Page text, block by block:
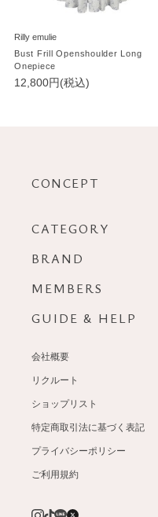
Rilly emulie
Bust Frill Openshoulder Long
Onepiece
12,800円(税込)
CONCEPT
CATEGORY
BRAND
MEMBERS
GUIDE & HELP
会社概要
リクルート
ショップリスト
特定商取引法に基づく表記
プライバシーポリシー
ご利用規約